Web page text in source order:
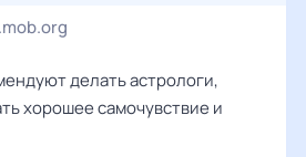
делать астрологи,
хорошее самочувствие и